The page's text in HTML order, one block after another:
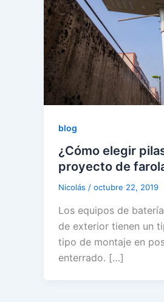
blog
¿Cómo elegir
proyecto de
Nicolás / octubre 22, 2019
Los equipos de
de exterior tienen un
tipo de montaje en
enterrado. […]